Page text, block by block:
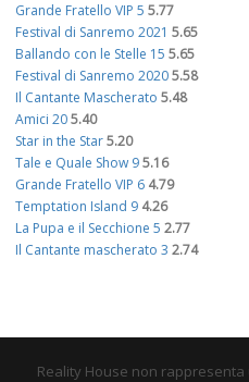
Grande Fratello VIP 5 5.77
Festival di Sanremo 2021 5.65
Ballando con le Stelle 15 5.65
Festival di Sanremo 20205.58
Il Cantante Mascherato 5.48
Amici 205.40
Star in the Star5.20
Tale e Quale Show 95.16
Grande Fratello VIP 6 4.79
Temptation Island 9 4.26
La Pupa e il Secchione 5 2.77
Il Cantante mascherato 3 2.74
Reality House non